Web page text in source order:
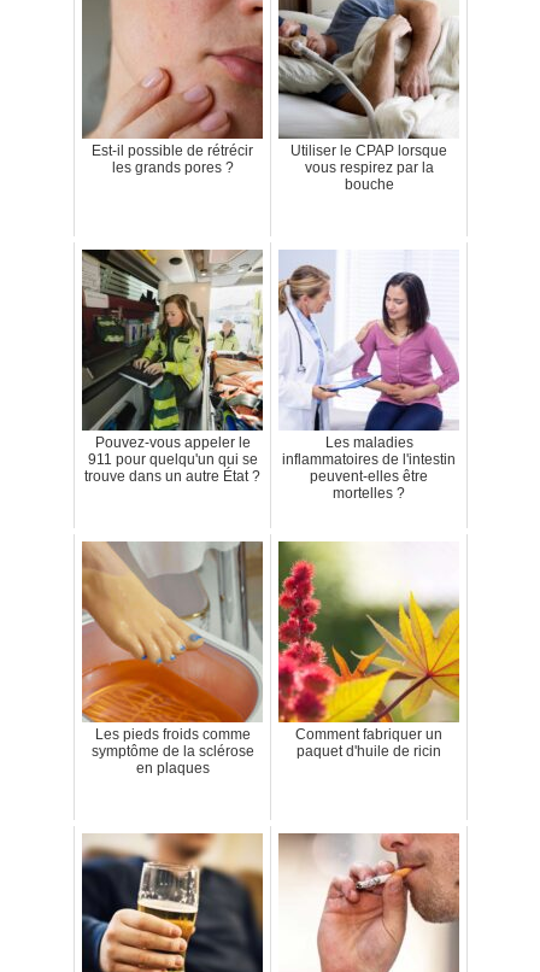
Est-il possible de rétrécir
les grands pores ?
Utiliser le CPAP lorsque
vous respirez par la
bouche
Pouvez-vous appeler le
911 pour quelqu'un qui se
trouve dans un autre État ?
Les maladies
inflammatoires de l'intestin
peuvent-elles être
mortelles ?
Les pieds froids comme
symptôme de la sclérose
en plaques
Comment fabriquer un
paquet d'huile de ricin